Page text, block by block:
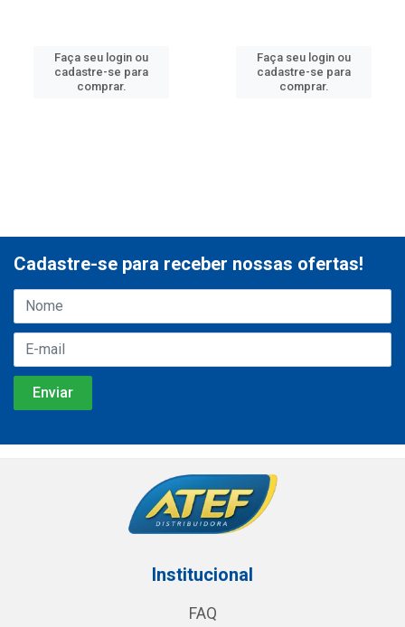
Faça seu login ou
cadastre-se para
comprar.
Faça seu login ou
cadastre-se para
comprar.
Cadastre-se para receber nossas ofertas!
Institucional
FAQ